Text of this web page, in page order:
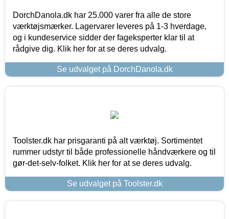
DorchDanola.dk har 25.000 varer fra alle de store
værktøjsmærker. Lagervarer leveres på 1-3 hverdage,
og i kundeservice sidder der fageksperter klar til at
rådgive dig. Klik her for at se deres udvalg.
Se udvalget på DorchDanola.dk
Toolster.dk har prisgaranti på alt værktøj. Sortimentet
rummer udstyr til både professionelle håndværkere og til
gør-det-selv-folket. Klik her for at se deres udvalg.
Se udvalget på Toolster.dk